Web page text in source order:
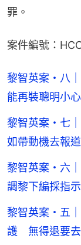
罪。
案件編號：
黎智英案・八
能再裝聰明小心
黎智英案・七
如帶動機去報道
黎智英案・六
調黎下編採指示
黎智英案・五
護 無得退要